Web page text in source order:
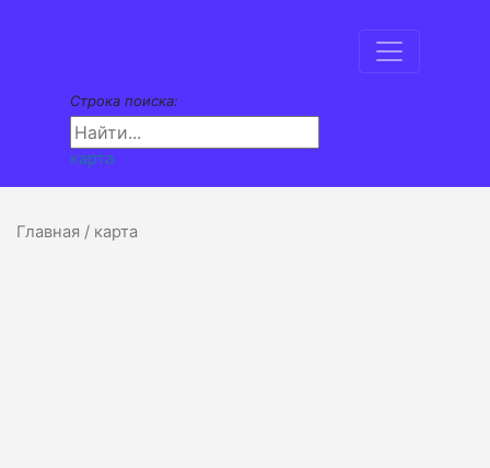
Строка поиска:
карта
Главная / карта